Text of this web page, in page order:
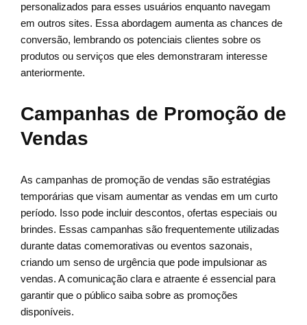
personalizados para esses usuários enquanto navegam
em outros sites. Essa abordagem aumenta as chances de
conversão, lembrando os potenciais clientes sobre os
produtos ou serviços que eles demonstraram interesse
anteriormente.
Campanhas de Promoção de
Vendas
As campanhas de promoção de vendas são estratégias
temporárias que visam aumentar as vendas em um curto
período. Isso pode incluir descontos, ofertas especiais ou
brindes. Essas campanhas são frequentemente utilizadas
durante datas comemorativas ou eventos sazonais,
criando um senso de urgência que pode impulsionar as
vendas. A comunicação clara e atraente é essencial para
garantir que o público saiba sobre as promoções
disponíveis.